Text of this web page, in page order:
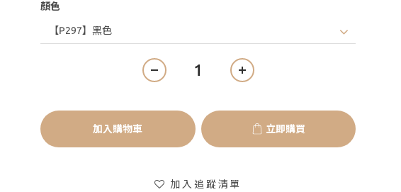
顏色
加入購物車 立即購買
加入追蹤清單